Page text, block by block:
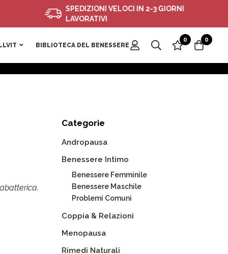
SPEDIZIONI VELOCI IN 2-3 GIORNI
LAVORATIVI
BIBLIOTECA DEL BENESSERE
0 0
Categorie
Andropausa
Benessere Intimo
Benessere Femminile
Benessere Maschile
Problemi Comuni
Coppia & Relazioni
Menopausa
Rimedi Naturali